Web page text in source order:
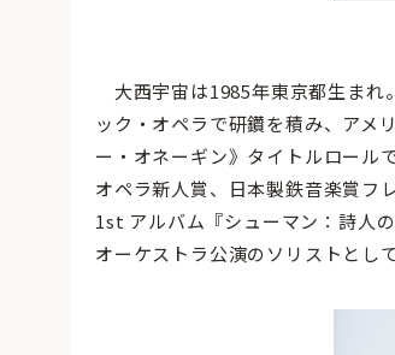
大西宇宙は1985年東京都生まれ
ック・オペラで研鑽を積み、アメ
ー・オネーギン》タイトルロール
オペラ新人賞、日本製鉄音楽賞フ
1st アルバム『シューマン：詩人
オーケストラ公演のソリストとし